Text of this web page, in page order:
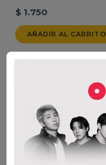
$ 1.750
AÑADIR AL CARRITO